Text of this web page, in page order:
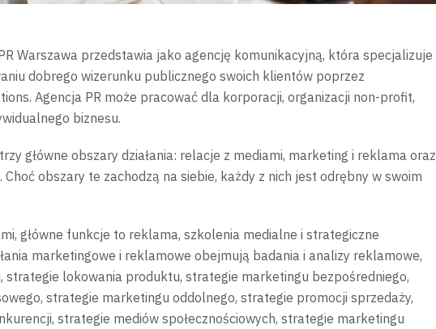
Warszawa przedstawia jako agencję komunikacyjną, która specjalizuje
dobrego wizerunku publicznego swoich klientów poprzez
Agencja PR może pracować dla korporacji, organizacji non-profit,
biznesu.
główne obszary działania: relacje z mediami, marketing i reklama oraz
obszary te zachodzą na siebie, każdy z nich jest odrębny w swoim
główne funkcje to reklama, szkolenia medialne i strategiczne
marketingowe i reklamowe obejmują badania i analizy reklamowe,
strategie lokowania produktu, strategie marketingu bezpośredniego,
strategie marketingu oddolnego, strategie promocji sprzedaży,
strategie mediów społecznościowych, strategie marketingu